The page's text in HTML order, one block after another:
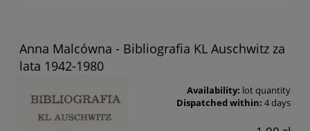
Anna Malcówna - Bibliografia KL Auschwitz za
lata 1942-1980
Availability: lot quantity
Dispatched within: 4 days